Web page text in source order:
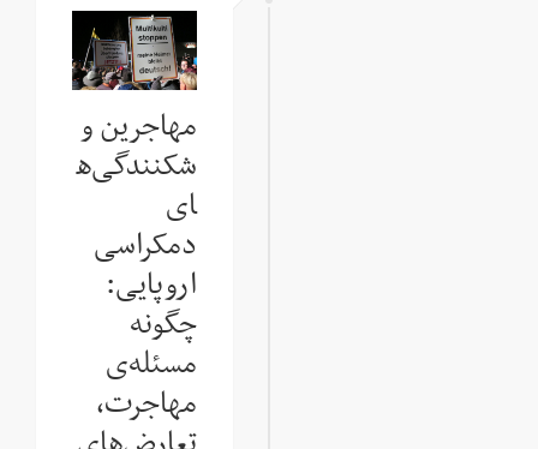
مهاجرین و
شکنندگی‌ه
ای
دمکراسی
اروپایی:
چگونه
مسئله‌ی
مهاجرت،